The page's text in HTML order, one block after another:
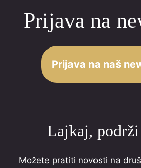
u
Prijava na
Prijava na naš
Lajkaj,
Možete pratiti novosti na